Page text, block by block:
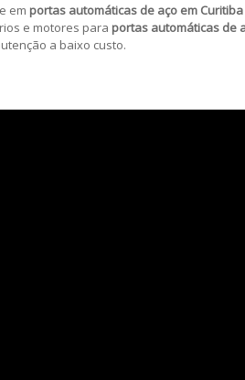
em portas automáticas de aço em
e motores para portas automáticas de
a baixo custo.